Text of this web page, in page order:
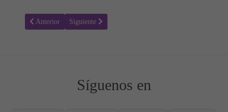
Artículo anterior: Cómo Percibe la Lengua el Sabor de los
Anterior Artículo siguiente: ¿Cómo Identifica el Oído los
Siguiente
Síguenos en